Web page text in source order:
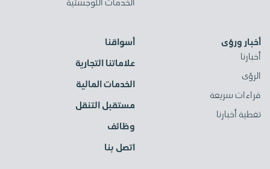
أخبار ورؤى
أخبارنا
الرؤى
قراءات سريعة
تغطية أخبارنا
أسواقنا
علاماتنا التجارية
الخدمات المالية
مستقبل التنقل
وظائف
اتصل بنا